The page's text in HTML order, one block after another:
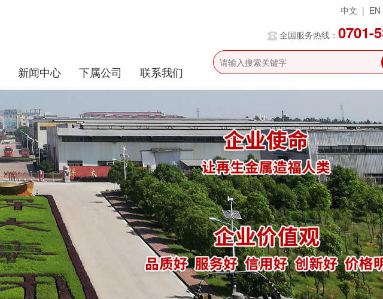
新闻中心 下属公司 联系我们
中文 | EN
全国服务热线： 0701-